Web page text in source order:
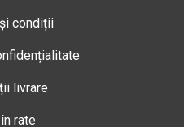
condiții
livrare
rate